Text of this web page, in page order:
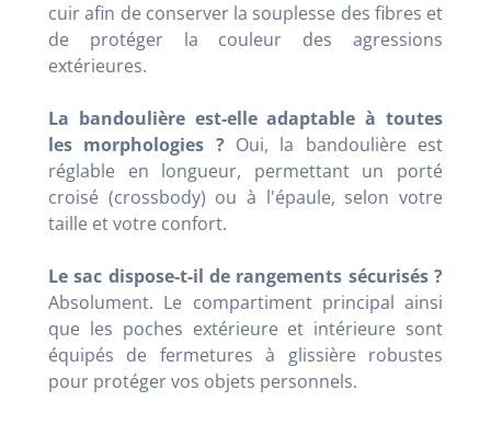
cuir afin de conserver la souplesse des fibres et
de protéger la couleur des agressions
extérieures.
La bandoulière est-elle adaptable à toutes
les morphologies ?Oui, la bandoulière est
réglable en longueur, permettant un porté
croisé (crossbody) ou à l'épaule, selon votre
taille et votre confort.
Le sac dispose-t-il de rangements sécurisés ?
Absolument. Le compartiment principal ainsi
que les poches extérieure et intérieure sont
équipés de fermetures à glissière robustes
pour protéger vos objets personnels.